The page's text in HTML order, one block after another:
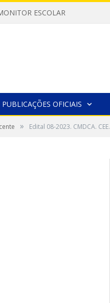
ESCOLAR
PUBLICAÇÕES OFICIAIS
» Edital 08-2023. CMDCA. CEE.